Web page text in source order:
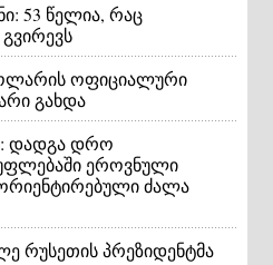
53 წელია, რაც
ოფიციალური
გახდა
დადგა დრო
ეროვნული
ძალა
რუსეთის პრეზიდენტმა